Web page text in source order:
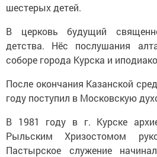
шестерых детей.
В церковь будущий
детства. Нёс послушания
соборе города Курска и
После окончания Казанской
году поступил в Московскую
В 1981 году в г. Курске
Рыльским Хризостомом
Пастырское служение